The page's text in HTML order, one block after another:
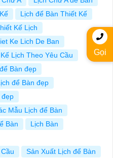
Lịch để Bàn Thiết Kế
Kế Lịch
Ke Lich De Ban
Lịch Theo Yêu Cầu
Bàn đẹp
để Bàn đẹp
đẹp
Mẫu Lịch để Bàn
Bàn
Lịch Bàn
Sản Xuất Lịch để Bàn
Gọi